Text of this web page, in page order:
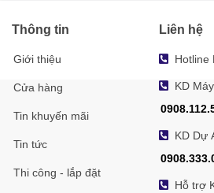
Thông tin
Giới thiệu
Cửa hàng
Tin khuyến mãi
Tin tức
Thi công - lắp đặt
Liên hệ
Hotline
KD
KD Dự
Hỗ trợ